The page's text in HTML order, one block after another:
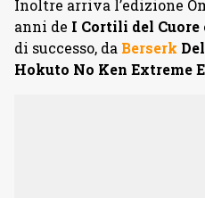
Inoltre arriva l’edizione
anni de I Cortili del Cuore
di successo, da Berserk
Hokuto No Ken Extreme